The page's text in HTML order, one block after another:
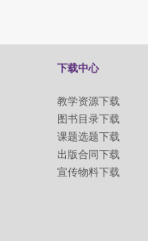
下载中心
教学资源下载
图书目录下载
课题选题下载
出版合同下载
宣传物料下载